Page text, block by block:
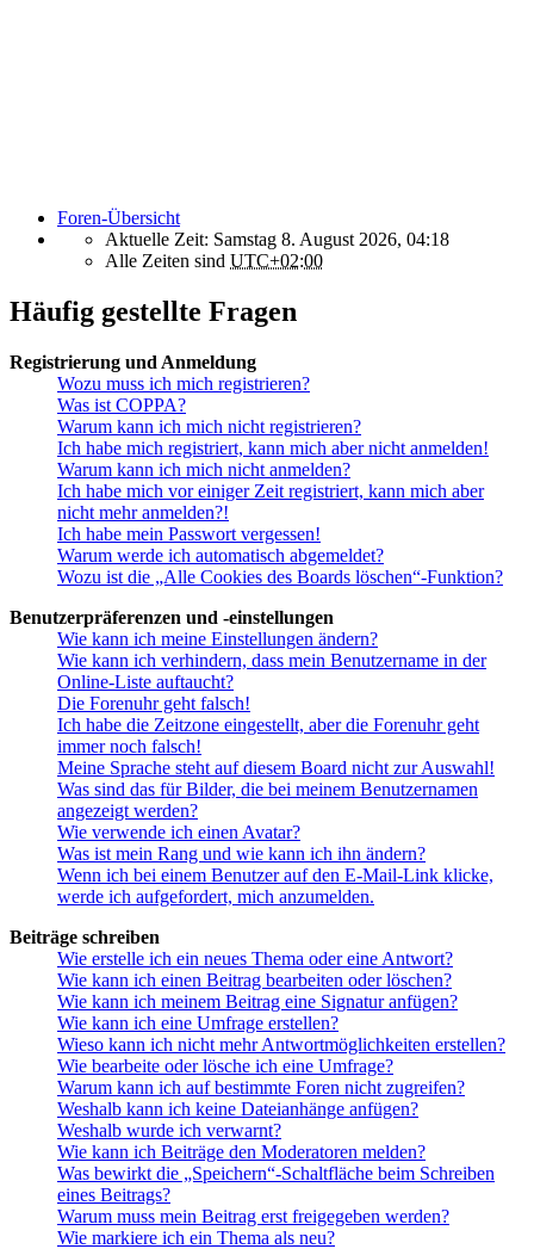
Foren-Übersicht
Aktuelle Zeit: Samstag 8. August 2026, 04:18
Alle Zeiten sind UTC+02:00
Häufig gestellte Fragen
Registrierung und Anmeldung
Wozu muss ich mich registrieren?
Was ist COPPA?
Warum kann ich mich nicht registrieren?
Ich habe mich registriert, kann mich aber nicht anmelden!
Warum kann ich mich nicht anmelden?
Ich habe mich vor einiger Zeit registriert, kann mich aber
nicht mehr anmelden?!
Ich habe mein Passwort vergessen!
Warum werde ich automatisch abgemeldet?
Wozu ist die „Alle Cookies des Boards löschen“-Funktion?
Benutzerpräferenzen und -einstellungen
Wie kann ich meine Einstellungen ändern?
Wie kann ich verhindern, dass mein Benutzername in der
Online-Liste auftaucht?
Die Forenuhr geht falsch!
Ich habe die Zeitzone eingestellt, aber die Forenuhr geht
immer noch falsch!
Meine Sprache steht auf diesem Board nicht zur Auswahl!
Was sind das für Bilder, die bei meinem Benutzernamen
angezeigt werden?
Wie verwende ich einen Avatar?
Was ist mein Rang und wie kann ich ihn ändern?
Wenn ich bei einem Benutzer auf den E-Mail-Link klicke,
werde ich aufgefordert, mich anzumelden.
Beiträge schreiben
Wie erstelle ich ein neues Thema oder eine Antwort?
Wie kann ich einen Beitrag bearbeiten oder löschen?
Wie kann ich meinem Beitrag eine Signatur anfügen?
Wie kann ich eine Umfrage erstellen?
Wieso kann ich nicht mehr Antwortmöglichkeiten erstellen?
Wie bearbeite oder lösche ich eine Umfrage?
Warum kann ich auf bestimmte Foren nicht zugreifen?
Weshalb kann ich keine Dateianhänge anfügen?
Weshalb wurde ich verwarnt?
Wie kann ich Beiträge den Moderatoren melden?
Was bewirkt die „Speichern“-Schaltfläche beim Schreiben
eines Beitrags?
Warum muss mein Beitrag erst freigegeben werden?
Wie markiere ich ein Thema als neu?